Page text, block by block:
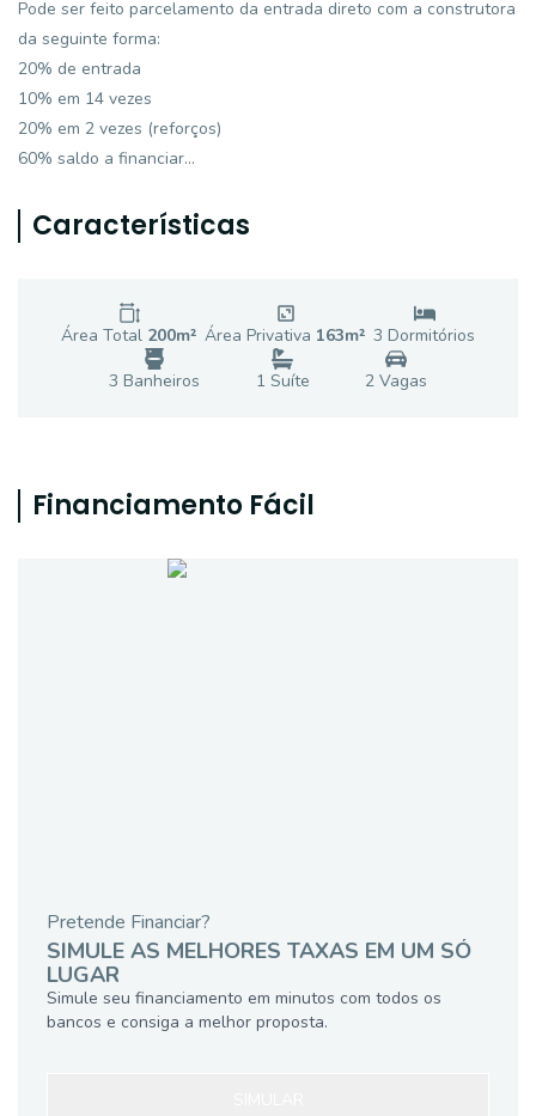
Pode ser feito parcelamento da entrada direto com a construtora
da seguinte forma:
20% de entrada
10% em 14 vezes
20% em 2 vezes (reforços)
60% saldo a financiar...
Características
Área Total 200m² Área Privativa 163m² 3 Dormitórios
3 Banheiros 1 Suíte 2Vagas
Financiamento Fácil
Pretende Financiar?
SIMULE AS MELHORES TAXAS EM UM SÓ
LUGAR
Simule seu financiamento em minutos com todos os
bancos e consiga a melhor proposta.